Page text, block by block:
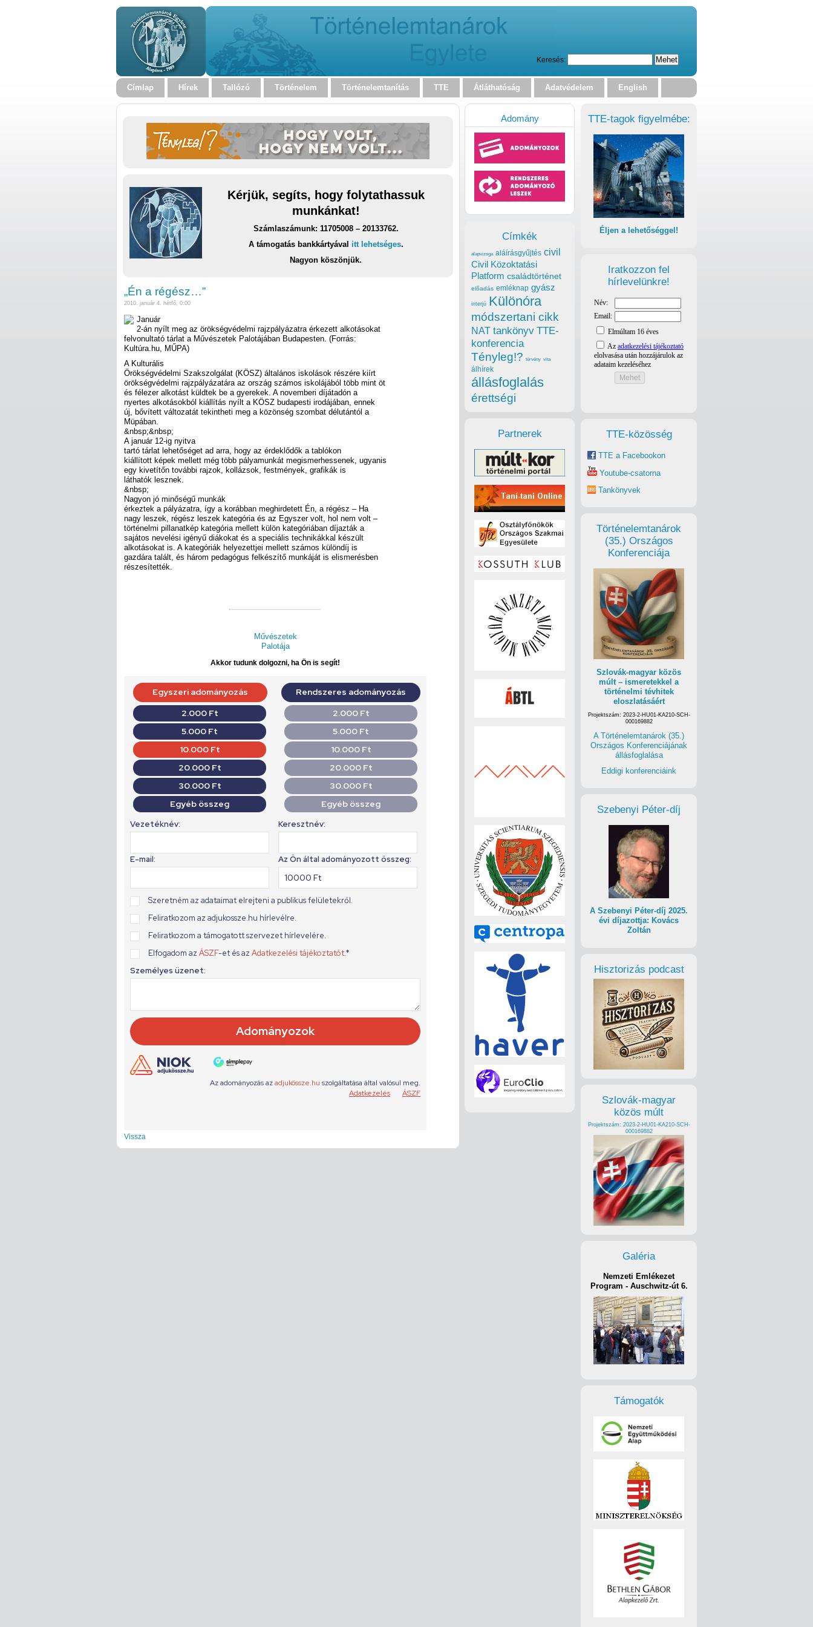
Keresés:
Címlap Hírek Tallózó Történelem Történelemtanítás TTE Átláthatóság Adatvédelem English
Kérjük, segíts, hogy folytathassuk
munkánkat!
Számlaszámunk: 11705008 – 20133762.
A támogatás bankkártyával itt lehetséges.
Nagyon köszönjük.
„Én a régész…”
2010. január 4. hétfő, 0:00
Január
2-án nyílt meg az örökségvédelmi rajzpályázatra érkezett alkotásokat
felvonultató tárlat a Művészetek Palotájában Budapesten. (Forrás:
Kultúra.hu, MŰPA)
A Kulturális
Örökségvédelmi Szakszolgálat (KÖSZ) általános iskolások részére kiírt
örökségvédelmi rajzpályázatára az ország számos iskolájából több mint öt
és félezer alkotást küldtek be a gyerekek. A novemberi díjátadón a
nyertes alkotásokból kiállítás nyílt a KÖSZ budapesti irodájában, ennek
új, bővített változatát tekintheti meg a közönség szombat délutántól a
Müpában.
&nbsp;&nbsp;
A január 12-ig nyitva
tartó tárlat lehetőséget ad arra, hogy az érdeklődők a tablókon
kiállított képek mellett még több pályamunkát megismerhessenek, ugyanis
egy kivetítőn további rajzok, kollázsok, festmények, grafikák is
láthatók lesznek.
&nbsp;
Nagyon jó minőségű munkák
érkeztek a pályázatra, így a korábban meghirdetett Én, a régész – Ha
nagy leszek, régész leszek kategória és az Egyszer volt, hol nem volt –
történelmi pillanatkép kategória mellett külön kategóriában díjazták a
sajátos nevelési igényű diákokat és a speciális technikákkal készült
alkotásokat is. A kategóriák helyezettjei mellett számos különdíj is
gazdára talált, és három pedagógus felkészítő munkáját is elismerésben
részesítették.
Művészetek
Palotája
Akkor tudunk dolgozni, ha Ön is segít!
Vissza
TTE-tagok figyelmébe:
Éljen a lehetőséggel!
Iratkozzon fel
hírlevelünkre!
TTE-közösség
TTE a Facebookon
Youtube-csatorna
Tankönyvek
Történelemtanárok
(35.) Országos
Konferenciája
Szlovák-magyar közös
múlt – ismeretekkel a
történelmi tévhitek
eloszlatásáért
Projektszám: 2023-2-HU01-KA210-SCH-
000169882
A Történelemtanárok (35.)
Országos Konferenciájának
állásfoglalása
Eddigi konferenciáink
Szebenyi Péter-díj
A Szebenyi Péter-díj 2025.
évi díjazottja: Kovács
Zoltán
Hisztorizás podcast
Szlovák-magyar
közös múlt
Projektszám: 2023-2-HU01-KA210-SCH-
000169882
Galéria
Nemzeti Emlékezet
Program - Auschwitz-út 6.
Támogatók
Adomány
Címkék
alapvizsga aláírásgyűjtés civil
Civil Közoktatási
Platform családtörténet
előadás emléknap gyász
interjú Különóra
módszertani cikk
NAT tankönyv TTE-
konferencia
Tényleg!? törvény vita
álhírek
állásfoglalás
érettségi
Partnerek